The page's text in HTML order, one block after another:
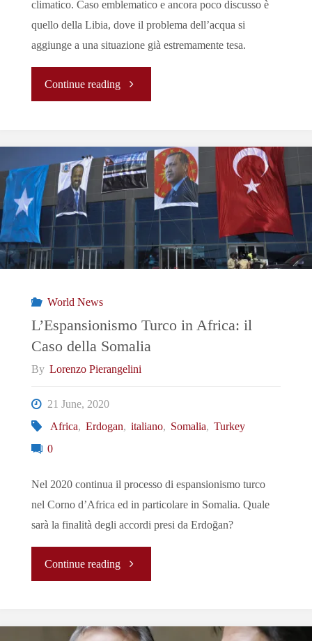
climatico. Caso emblematico e ancora poco discusso è
quello della Libia, dove il problema dell’acqua si
aggiunge a una situazione già estremamente tesa.
Continue reading"L’acqua:
di
vita
strumento
guerra?"
World News
L’Espansionismo Turco in Africa: il
Caso della Somalia
By Lorenzo Pierangelini
21 June, 2020
Africa, Erdogan, italiano, Somalia, Turkey
0
Nel 2020 continua il processo di espansionismo turco
nel Corno d’Africa ed in particolare in Somalia. Quale
sarà la finalità degli accordi presi da Erdoğan?
Continue reading"L’Espansionismo
in